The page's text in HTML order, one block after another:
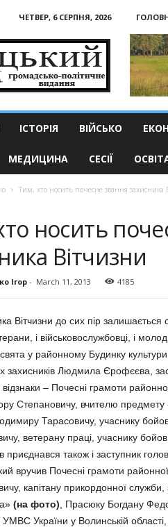
ЧЕТВЕР, 6 СЕРПНЯ, 2026
ІСТОРІЯ ВІЙСЬКО
МЕДИЦИНА СЕСІЇ
Тим, хто носить почесне звання захисника
носить
Вітчизни
Ігор- March 11, 2013 4185
Вітчизни до сих пір
і вій­сько­вослужбовці, і
у районному Будинку
захисників Людмила Єрофєєва,
відзнаки – Почесні грамоти
Степановичу, вчителю предмету
Тарасовичу, учаснику
ветерану праці, учаснику
приєднався також і заступник
вручив Почесні грамоти
капітану при­кордонної служби,
(на фото) , Прасюку Богдану
України у Во­линській